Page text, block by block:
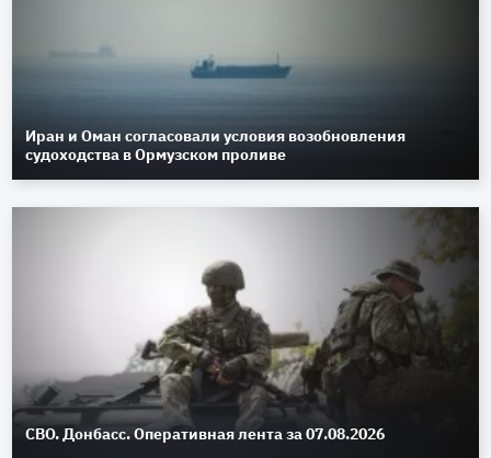
Иран и Оман согласовали условия возобновления
судоходства в Ормузском проливе
СВО. Донбасс. Оперативная лента за 07.08.2026